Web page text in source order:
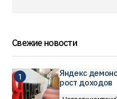
Свежие новости
Яндекс
рост доходов